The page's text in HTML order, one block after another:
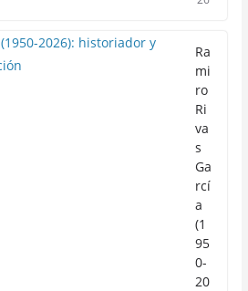
Ra
mi
ro
Ri
va
s
Ga
rcí
a
(1
95
0-
20